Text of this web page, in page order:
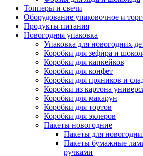
Топперы и свечи
Оборудование упаковочное и
Продукты питания
Новогодняя упаковка
Упаковка для новогодних
Коробки для зефира и
Коробки для капкейков
Коробки для конфет
Коробки для пряников и
Коробки из картона
Коробки для макарун
Коробки для тортов
Коробки для эклеров
Пакеты новогодние
Пакеты для
Пакеты бумажные
ручками